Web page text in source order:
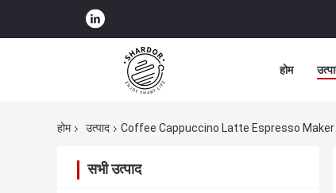
होम
होम उत्पाद Coffee Cappuccino Latte Espresso Maker
सभी उत्पाद